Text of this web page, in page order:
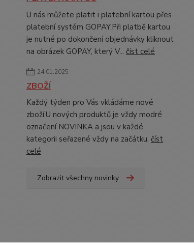
U nás můžete platit i platební kartou přes
platební systém GOPAY.Při platbě kartou
je nutné po dokončení objednávky kliknout
na obrázek GOPAY, který V... číst celé
24.01.2025
ZBOŽÍ
Každý týden pro Vás vkládáme nové
zboží.U nových produktů je vždy modré
označení NOVINKA a jsou v každé
kategorii seřazené vždy na začátku. číst
celé
Zobrazit všechny novinky